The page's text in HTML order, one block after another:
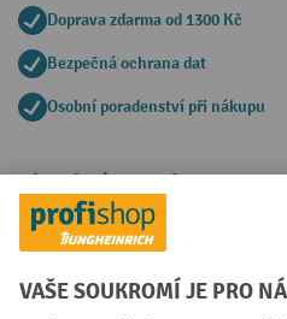
Doprava zdarma od 1300 Kč
Bezpečná ochrana dat
Osobní poradenství při nákupu
Platební metody
Faktura